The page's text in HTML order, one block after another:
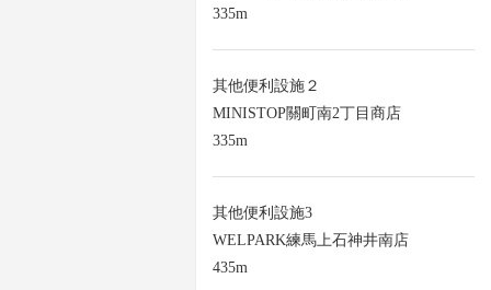
335m
其他便利設施２
MINISTOP關町南2丁目商店
335m
其他便利設施3
WELPARK練馬上石神井南店
435m